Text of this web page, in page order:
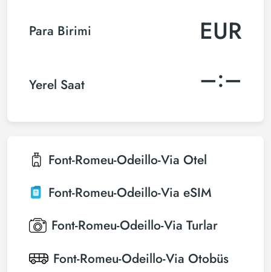
Para Birimi EUR
Yerel Saat –:–
Font-Romeu-Odeillo-Via Otel
Font-Romeu-Odeillo-Via eSIM
Font-Romeu-Odeillo-Via Turlar
Font-Romeu-Odeillo-Via Otobüs